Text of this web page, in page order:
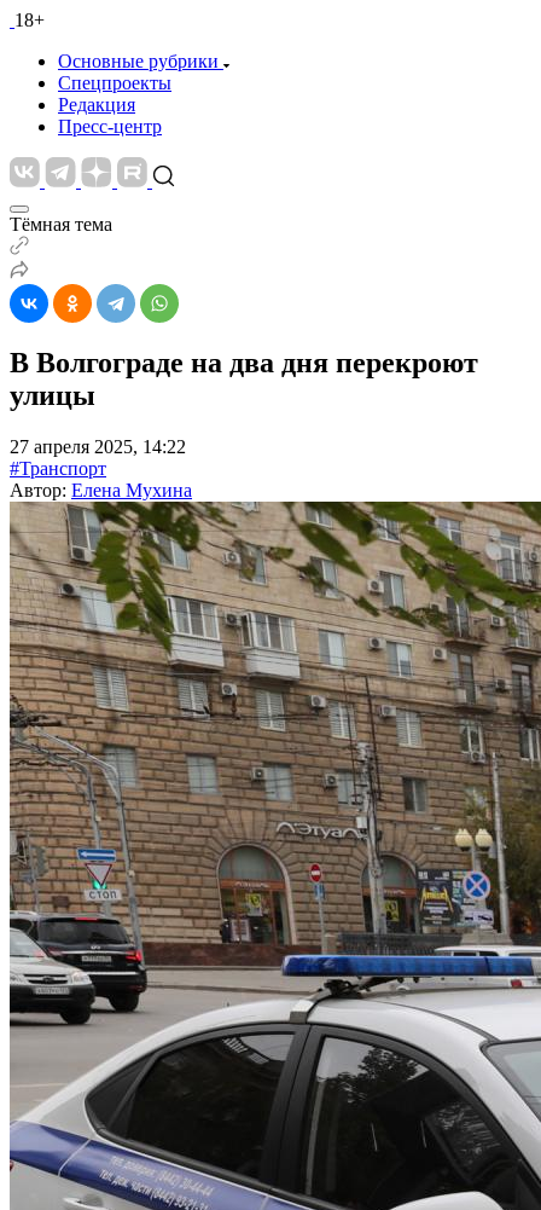
18+
Основные рубрики
Спецпроекты
Редакция
Пресс-центр
Тёмная тема
В Волгограде на два дня перекроют
улицы
27 апреля 2025, 14:22
#Транспорт
Автор: Елена Мухина